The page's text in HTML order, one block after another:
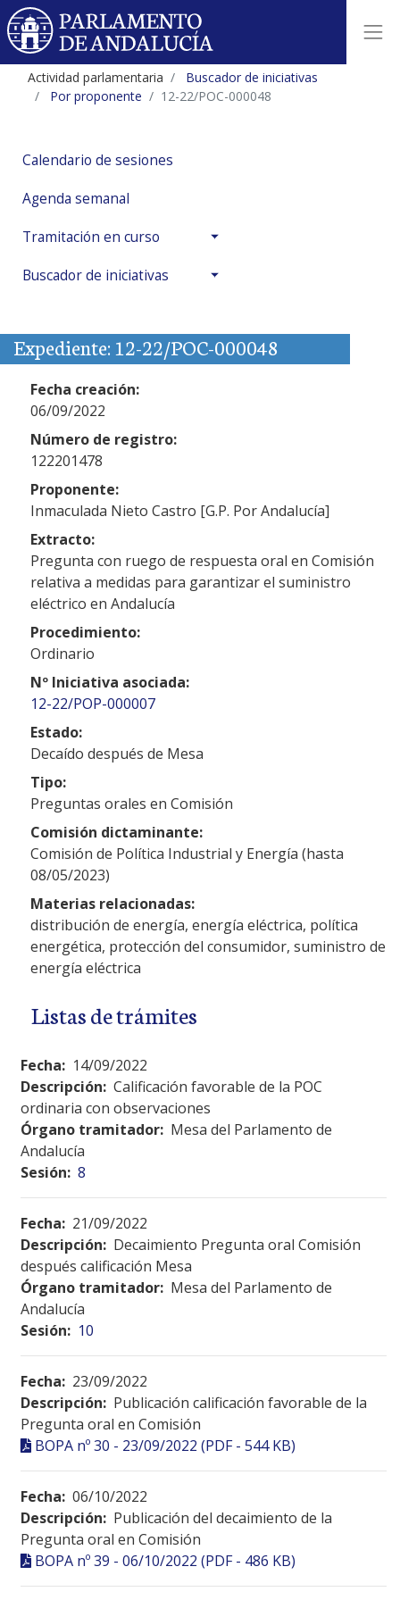
Actividad parlamentaria
Buscador de iniciativas
Por proponente
12-22/POC-000048
Calendario de sesiones
Agenda semanal
Tramitación en curso
Buscador de iniciativas
Expediente: 12-22/POC-000048
Fecha creación:
06/09/2022
Número de registro:
122201478
Proponente:
Inmaculada Nieto Castro [G.P. Por Andalucía]
Extracto:
Pregunta con ruego de respuesta oral en Comisión
relativa a medidas para garantizar el suministro
eléctrico en Andalucía
Procedimiento:
Ordinario
Nº Iniciativa asociada:
12-22/POP-000007
Estado:
Decaído después de Mesa
Tipo:
Preguntas orales en Comisión
Comisión dictaminante:
Comisión de Política Industrial y Energía (hasta
08/05/2023)
Materias relacionadas:
distribución de energía, energía eléctrica, política
energética, protección del consumidor, suministro de
energía eléctrica
Listas de trámites
Fecha: 14/09/2022
Descripción: Calificación favorable de la POC
ordinaria con observaciones
Órgano tramitador: Mesa del Parlamento de
Andalucía
Sesión: 8
Fecha: 21/09/2022
Descripción: Decaimiento Pregunta oral Comisión
después calificación Mesa
Órgano tramitador: Mesa del Parlamento de
Andalucía
Sesión: 10
Fecha: 23/09/2022
Descripción: Publicación calificación favorable de la
Pregunta oral en Comisión
BOPA nº 30 - 23/09/2022 (PDF - 544 KB)
Fecha: 06/10/2022
Descripción: Publicación del decaimiento de la
Pregunta oral en Comisión
BOPA nº 39 - 06/10/2022 (PDF - 486 KB)